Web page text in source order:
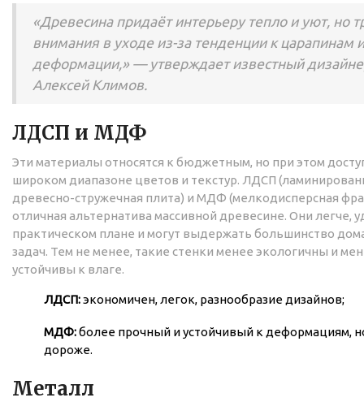
«Древесина придаёт интерьеру тепло и уют, но
внимания в уходе из-за тенденции к царапинам и
деформации,» — утверждает известный
Алексей Климов.
ЛДСП и МДФ
Эти материалы относятся к бюджетным, но при этом
широком диапазоне цветов и текстур. ЛДСП
древесно-стружечная плита) и МДФ (мелкодисперсная
отличная альтернатива массивной древесине. Они легче,
практическом плане и могут выдержать большинство
задач. Тем не менее, такие стенки менее экологичны и
устойчивы к влаге.
ЛДСП:экономичен, легок, разнообразие дизайнов;
МДФ:более прочный и устойчивый к деформациям,
дороже.
Металл